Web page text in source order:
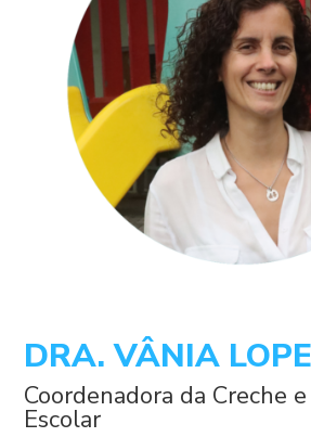
DRA. VÂNIA
Coordenadora da Creche
Escolar